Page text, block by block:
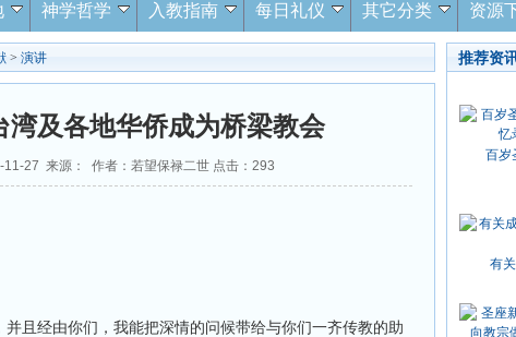
神学哲学 入教指南 每日礼仪 其它分类 资源
> 演讲
湾及各地华侨成为桥梁教会
11-27 来源： 作者：若望保禄二世 点击： 293
且经由你们，我能把深情的问候带给与你们一齐传教的助
推荐资
百岁
有